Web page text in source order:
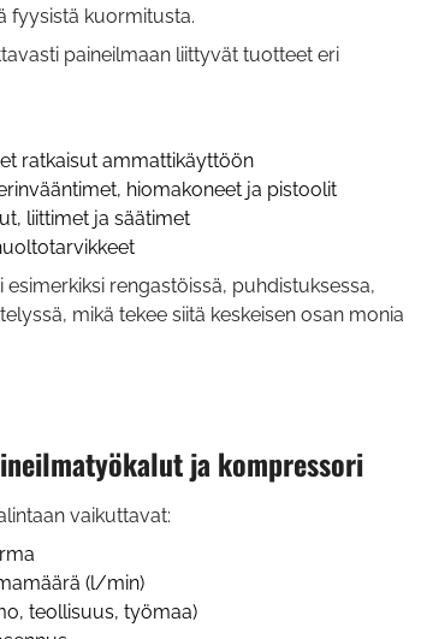
fyysistä kuormitusta.
paineilmaan liittyvät tuotteet eri
ratkaisut ammattikäyttöön
hiomakoneet ja pistoolit
liittimet ja säätimet
rengastöissä, puhdistuksessa,
mikä tekee siitä keskeisen osan monia
ja kompressori
vaikuttavat:
(l/min)
teollisuus, työmaa)